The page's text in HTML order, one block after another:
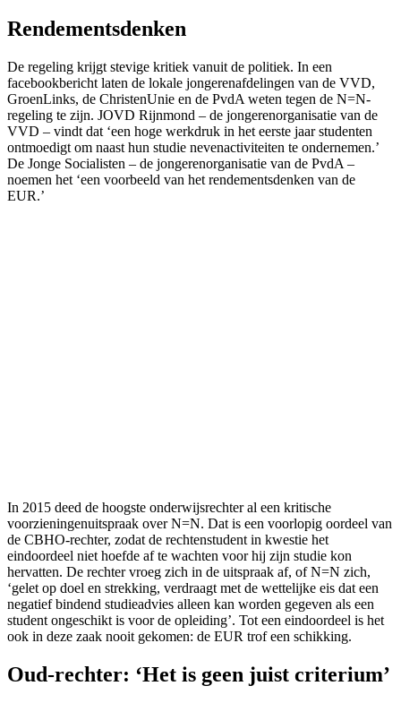
Rendementsdenken
De regeling krijgt stevige kritiek vanuit de politiek. In een
facebookbericht laten de lokale jongerenafdelingen van de VVD,
GroenLinks, de ChristenUnie en de PvdA weten tegen de N=N-
regeling te zijn. JOVD Rijnmond – de jongerenorganisatie van de
VVD – vindt dat ‘een hoge werkdruk in het eerste jaar studenten
ontmoedigt om naast hun studie nevenactiviteiten te ondernemen.’
De Jonge Socialisten – de jongerenorganisatie van de PvdA –
noemen het ‘een voorbeeld van het rendementsdenken van de
EUR.’
In 2015 deed de hoogste onderwijsrechter al een kritische
voorzieningenuitspraak over N=N. Dat is een voorlopig oordeel van
de CBHO-rechter, zodat de rechtenstudent in kwestie het
eindoordeel niet hoefde af te wachten voor hij zijn studie kon
hervatten. De rechter vroeg zich in de uitspraak af, of N=N zich,
‘gelet op doel en strekking, verdraagt met de wettelijke eis dat een
negatief bindend studieadvies alleen kan worden gegeven als een
student ongeschikt is voor de opleiding’. Tot een eindoordeel is het
ook in deze zaak nooit gekomen: de EUR trof een schikking.
Oud-rechter: ‘Het is geen juist criterium’